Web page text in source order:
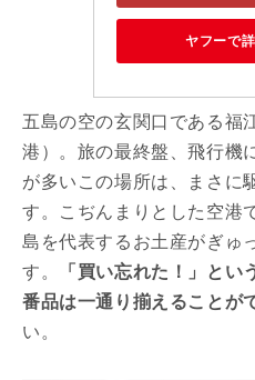
ヤフーで
五島の空の玄関口である福
港）。旅の最終盤、飛行機
が多いこの場所は、まさに
す。こぢんまりとした空港
島を代表するお土産がぎゅ
す。
「買い忘れた！」とい
番品は一通り揃えることが
い。